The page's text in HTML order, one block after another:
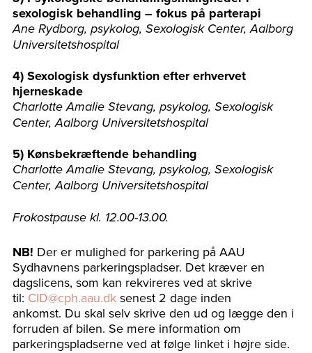
sexologisk behandling – fokus på parterapi
Ane Rydborg, psykolog, Sexologisk Center, Aalborg
Universitetshospital
4) Sexologisk dysfunktion efter erhvervet
hjerneskade
Charlotte Amalie Stevang, psykolog, Sexologisk
Center, Aalborg Universitetshospital
5) Kønsbekræftende behandling
Charlotte Amalie Stevang, psykolog, Sexologisk
Center, Aalborg Universitetshospital
Frokostpause kl. 12.00-13.00.
NB! Der er mulighed for parkering på AAU
Sydhavnens parkeringspladser. Det kræver en
dagslicens, som kan rekvireres ved at skrive
til: CID@cph.aau.dk senest 2 dage inden
ankomst. Du skal selv skrive den ud og lægge den i
forruden af bilen. Se mere information om
parkeringspladserne ved at følge linket i højre side.